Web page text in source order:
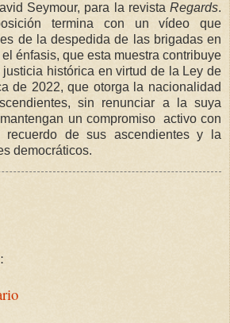
Seymour, para la revista Regards.
termina con un vídeo que
de la despedida de las brigadas en
énfasis, que esta muestra contribuye
histórica en virtud de la Ley de
de 2022, que otorga la nacionalidad
sin renunciar a la suya
un compromiso activo con
recuerdo de sus ascendientes y la
democráticos.